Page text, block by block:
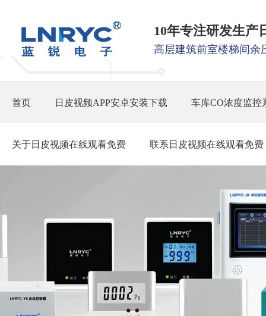
10年专注研发生产
高层建筑前室楼梯间余
首页 日皮视频APP安卓安装下载 车库CO浓度监控
关于日皮视频在线观看免费 联系日皮视频在线观看免费